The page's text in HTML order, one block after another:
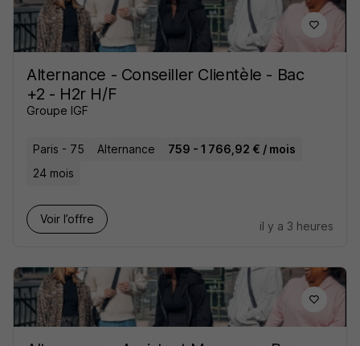
Alternance - Conseiller Clientèle - Bac
+2 - H2r H/F
Groupe IGF
Paris - 75 Alternance
759 - 1 766,92 € / mois
24 mois
Voir l’offre
il y a 3 heures